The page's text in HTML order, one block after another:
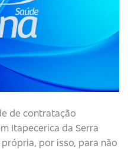
de contratação
Itapecerica da Serra
por isso, para não